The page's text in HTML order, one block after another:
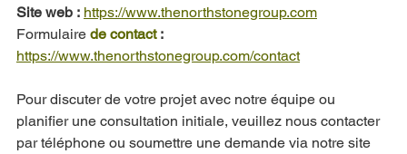
Site web : https://www.thenorthstonegroup.com
Formulaire de contact :
https://www.thenorthstonegroup.com/contact
Pour discuter de votre projet avec notre équipe ou
planifier une consultation initiale, veuillez nous contacter
par téléphone ou soumettre une demande via notre site